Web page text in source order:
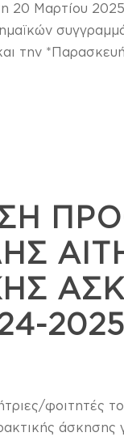
20 Μαρτίου
την
2025
φοιτητές